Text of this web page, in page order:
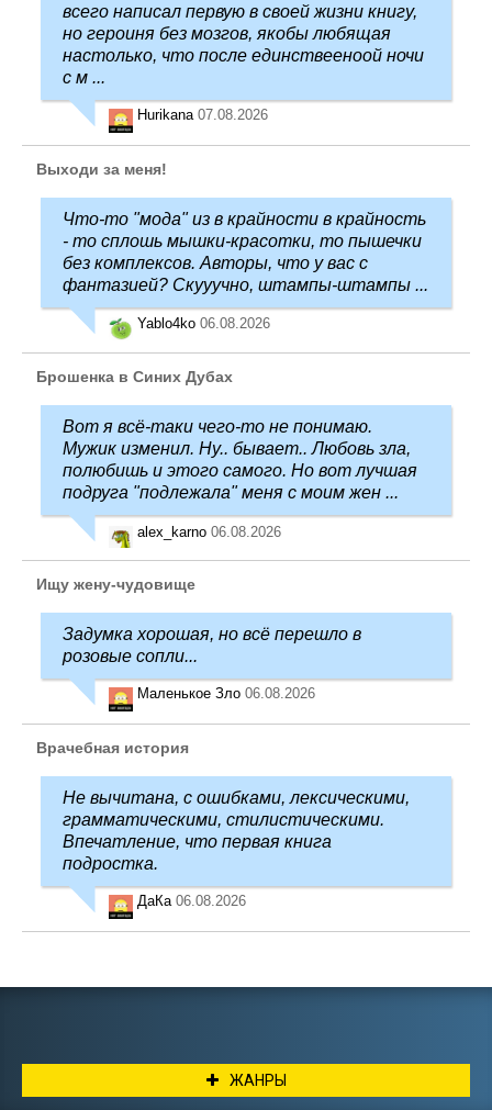
всего написал первую в своей жизни книгу,
но героиня без мозгов, якобы любящая
настолько, что после единствееноой ночи
с м ...
Hurikana 07.08.2026
Выходи за меня!
Что-то "мода" из в крайности в крайность
- то сплошь мышки-красотки, то пышечки
без комплексов. Авторы, что у вас с
фантазией? Скууучно, штампы-штампы ...
Yablo4ko 06.08.2026
Брошенка в Синих Дубах
Вот я всё-таки чего-то не понимаю.
Мужик изменил. Ну.. бывает.. Любовь зла,
полюбишь и этого самого. Но вот лучшая
подруга "подлежала" меня с моим жен ...
alex_karno 06.08.2026
Ищу жену-чудовище
Задумка хорошая, но всё перешло в
розовые сопли...
Маленькое Зло 06.08.2026
Врачебная история
Не вычитана, с ошибками, лексическими,
грамматическими, стилистическими.
Впечатление, что первая книга
подростка.
ДаКа 06.08.2026
ЖАНРЫ